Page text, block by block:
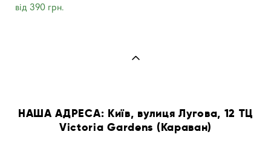
від 390 грн.
НАША АДРЕСА: Київ, вулиця Лугова, 12 ТЦ
Victoria Gardens (Караван)